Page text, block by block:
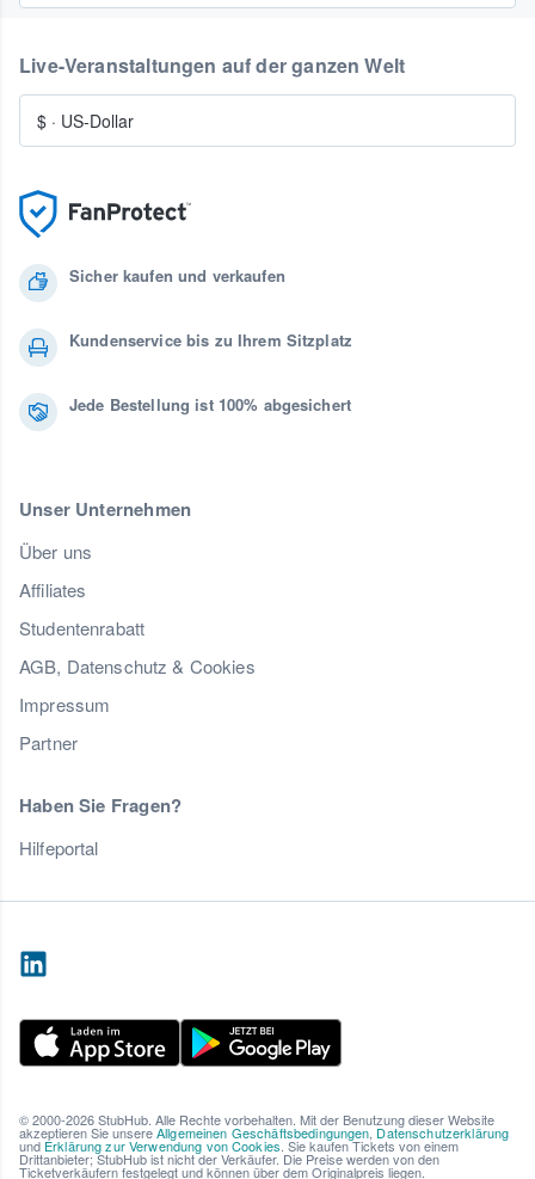
Sicher kaufen und verkaufen
Kundenservice bis zu Ihrem Sitzplatz
Jede Bestellung ist 100% abgesichert
Unser Unternehmen
Über uns
Affiliates
Studentenrabatt
AGB, Datenschutz & Cookies
Impressum
Partner
Haben Sie Fragen?
Hilfeportal
Live-Veranstaltungen auf der ganzen Welt
$ · US-Dollar
© 2000-2026 StubHub. Alle Rechte vorbehalten. Mit der Benutzung dieser Website
akzeptieren Sie unsereAllgemeinen Geschäftsbedingungen,Datenschutzerklärung
undErklärung zur Verwendung von Cookies. Sie kaufen Tickets von einem
Drittanbieter; StubHub ist nicht der Verkäufer. Die Preise werden von den
Ticketverkäufern festgelegt und können über dem Originalpreis liegen.